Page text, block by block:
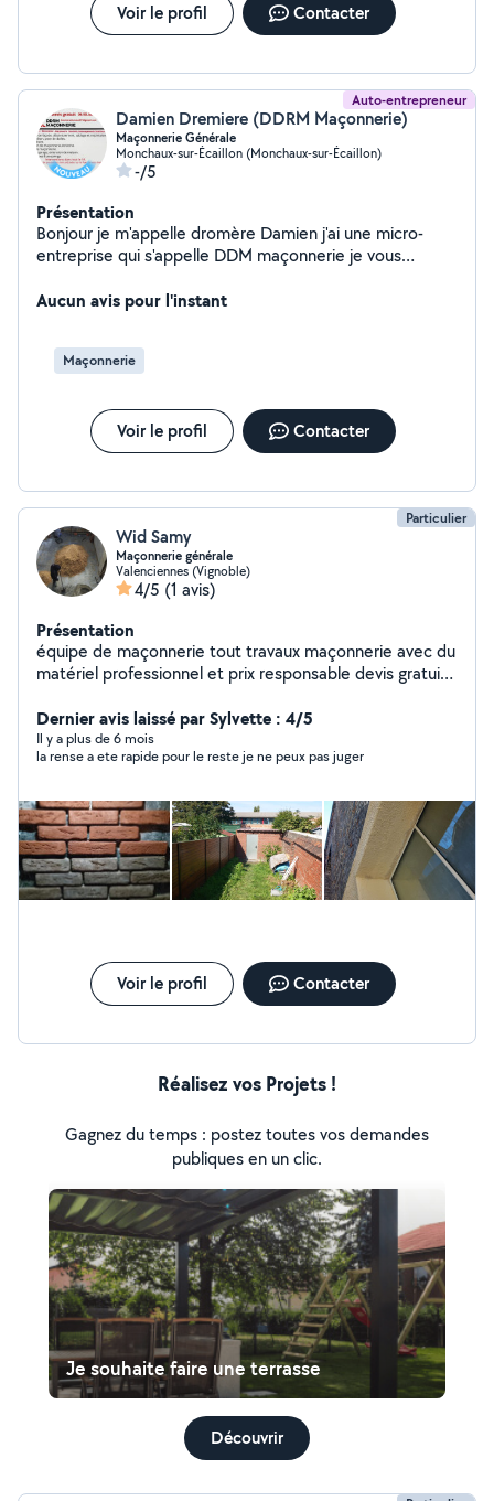
Voir le profil Contacter
Auto-entrepreneur
Damien Dremiere (DDRM Maçonnerie)
Maçonnerie Générale
Monchaux-sur-Écaillon (Monchaux-sur-Écaillon)
-/5
Présentation
Bonjour je m'appelle dromère Damien j'ai une micro-
entreprise qui s'appelle DDM maçonnerie je vous
rénovation de façade et tout ce qui consiste la
tout ce qui est tente pelouse débarrassé voyage
déchetterie montage de meubles exetera
Aucun avis pour l'instant
Maçonnerie
Voir le profil Contacter
Particulier
Wid Samy
Maçonnerie générale
Valenciennes (Vignoble)
4/5 (1 avis)
Présentation
équipe de maçonnerie tout travaux maçonnerie avec du
matériel professionnel et prix responsable devis gratuit
parpaing enduit cimentage ex
Dernier avis laissé par Sylvette : 4/5
Il y a plus de 6 mois
la rense a ete rapide pour le reste je ne peux pas juger
Voir le profil Contacter
Réalisez vos Projets !
Gagnez du temps : postez toutes vos demandes
publiques en un clic.
Je souhaite faire une terrasse
Découvrir